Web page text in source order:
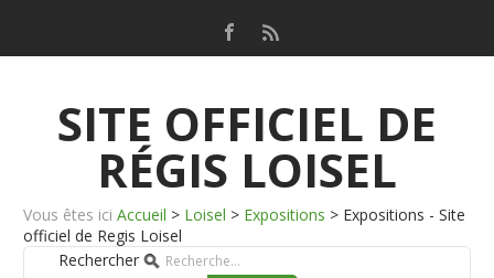
SITE OFFICIEL DE
RÉGIS LOISEL
Vous êtes ici Accueil > Loisel > Expositions > Expositions - Site
officiel de Regis Loisel
Rechercher